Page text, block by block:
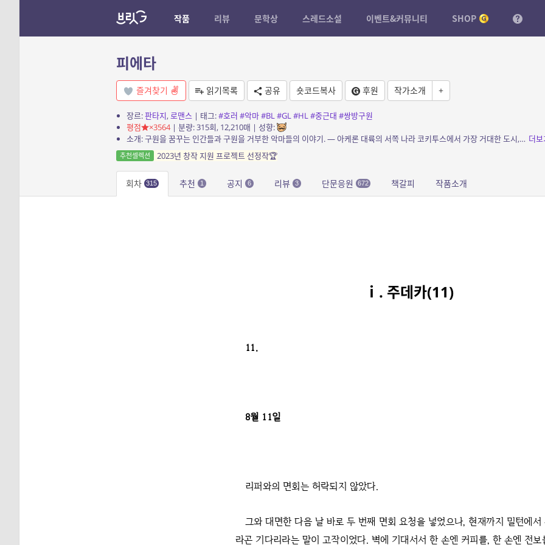
작품 리뷰 문학상 스레드소설 이벤트&커뮤니티 SHOP
피에타
즐겨찾기 읽기목록 공유 숏코드복사 후원 작가소개 +
장르:판타지, 로맨스| 태그:#호러 #악마#BL#GL#HL#중근대 #쌍방구원
평점
×3564| 분량: 315회, 12,210매 | 성향:
소개: 구원을 꿈꾸는 인간들과 구원을 거부한 악마들의 이야기. — 아케론 대륙의 서쪽 나라 코키투스에서 가장 거대한 도시, 테네브리스. 도시의 온갖 흉악범들이 모여 있는 밀턴... 더보
추천셀렉션 2023년 창작 지원 프로젝트 선정작🏆
회차 315 추천 1 공지 6 리뷰 3 단문응원 672 책갈피 작품소개
ⅰ. 주데카(11)
11.
8월 11일
리퍼와의 면회는 허락되지 않았다.
그와 대면한 다음 날 바로 두 번째 면회 요청을 넣었으나, 현재까지 밀턴에서
라곤 기다리라는 말이 고작이었다. 벽에 기대서서 한 손엔 커피를, 한 손엔 전보